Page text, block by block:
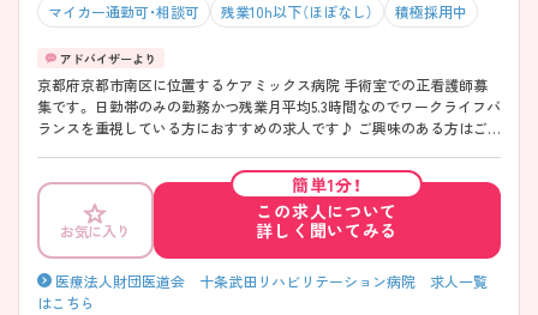
マイカー通勤可・相談可 残業10h以下（ほぼなし） 積極採用中
京都府京都市南区に位置するケアミックス病院 手術室での正看護師募
集です。 日勤帯のみの勤務かつ残業月平均5.3時間なのでワークライフバ
ランスを重視している方におすすめの求人です♪ ご興味のある方はご
お気に入り
簡単1分！
この求人について
詳しく聞いてみる
医療法人財団医道会 十条武田リハビリテーション病院 求人一覧
はこちら